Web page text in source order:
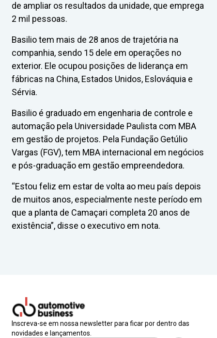
de ampliar os resultados da unidade, que emprega
2 mil pessoas.
Basilio tem mais de 28 anos de trajetória na
companhia, sendo 15 dele em operações no
exterior. Ele ocupou posições de liderança em
fábricas na China, Estados Unidos, Eslováquia e
Sérvia.
Basilio é graduado em engenharia de controle e
automação pela Universidade Paulista com MBA
em gestão de projetos. Pela Fundação Getúlio
Vargas (FGV), tem MBA internacional em negócios
e pós-graduação em gestão empreendedora.
“Estou feliz em estar de volta ao meu país depois
de muitos anos, especialmente neste período em
que a planta de Camaçari completa 20 anos de
existência”, disse o executivo em nota.
Inscreva-se em nossa newsletter para ficar por dentro das
novidades e lançamentos.